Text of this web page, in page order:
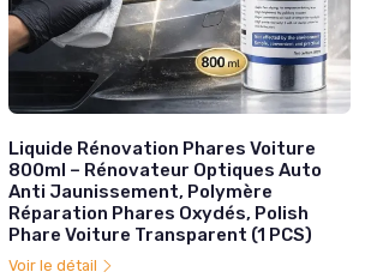
Liquide Rénovation Phares Voiture
800ml – Rénovateur Optiques Auto
Anti Jaunissement, Polymère
Réparation Phares Oxydés, Polish
Phare Voiture Transparent (1 PCS)
Voir le détail